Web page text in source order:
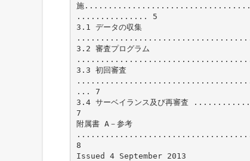
施
............... 5
3.1 データの収集
3.2 審査プログラム
3.3 初回審査
... 7
3.4 サーベイランス及び再
7
附属書 A－参考
8
Issued 4 September 2013